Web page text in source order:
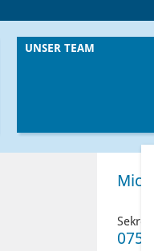
UNSER TEAM